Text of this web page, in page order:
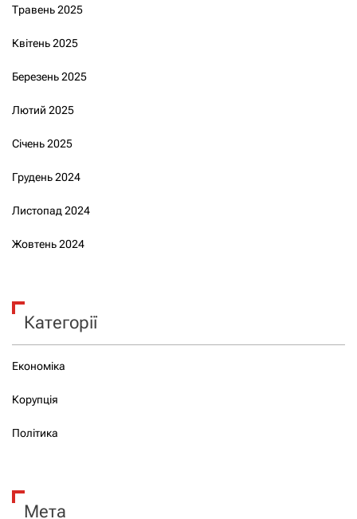
Травень 2025
Квітень 2025
Березень 2025
Лютий 2025
Січень 2025
Грудень 2024
Листопад 2024
Жовтень 2024
Категорії
Економіка
Корупція
Політика
Мета